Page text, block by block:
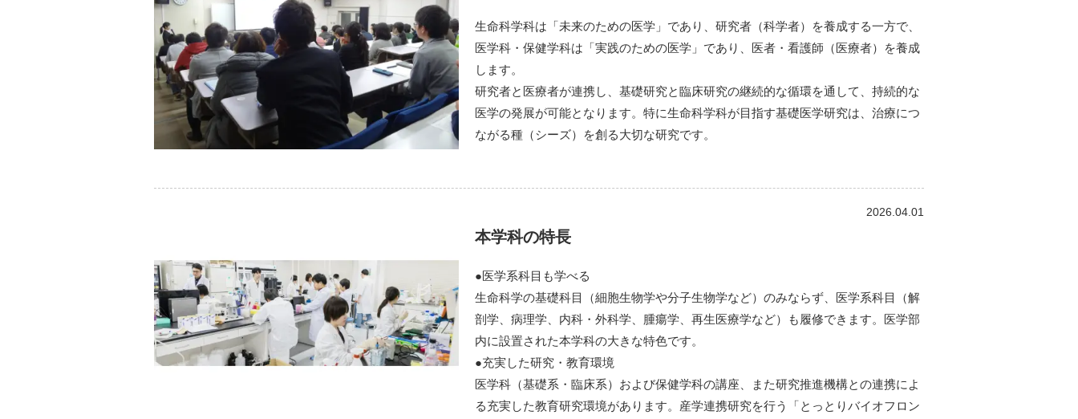
⽣命科学科は「未来のための医学」であり、研究者（科学者）を養成する⼀⽅で、
医学科・保健学科は「実践のための医学」であり、医者・看護師（医療者）を養成
します。
研究者と医療者が連携し、基礎研究と臨床研究の継続的な循環を通して、持続的な
医学の発展が可能となります。特に⽣命科学科が⽬指す基礎医学研究は、治療につ
ながる種（シーズ）を創る⼤切な研究です。
2026.04.01
本学科の特⻑
●医学系科⽬も学べる
⽣命科学の基礎科⽬（細胞⽣物学や分⼦⽣物学など）のみならず、医学系科⽬（解
剖学、病理学、内科・外科学、腫瘍学、再⽣医療学など）も履修できます。医学部
内に設置された本学科の⼤きな特⾊です。
●充実した研究・教育環境
医学科（基礎系・臨床系）および保健学科の講座、また研究推進機構との連携によ
る充実した教育研究環境があります。産学連携研究を⾏う「とっとりバイオフロン